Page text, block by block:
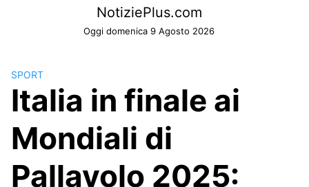
NotiziePlus.com
Oggi domenica 9 Agosto 2026
SPORT
Italia in finale ai
Mondiali di
Pallavolo 2025: